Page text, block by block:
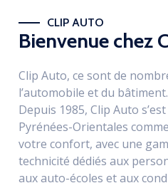
CLIP AUTO
Bienvenue chez
Clip Auto, ce sont de
l’automobile et du bâtiment.
Depuis 1985, Clip Auto
Pyrénées-Orientales
votre confort, avec une
technicité dédiés aux
aux auto-écoles et aux